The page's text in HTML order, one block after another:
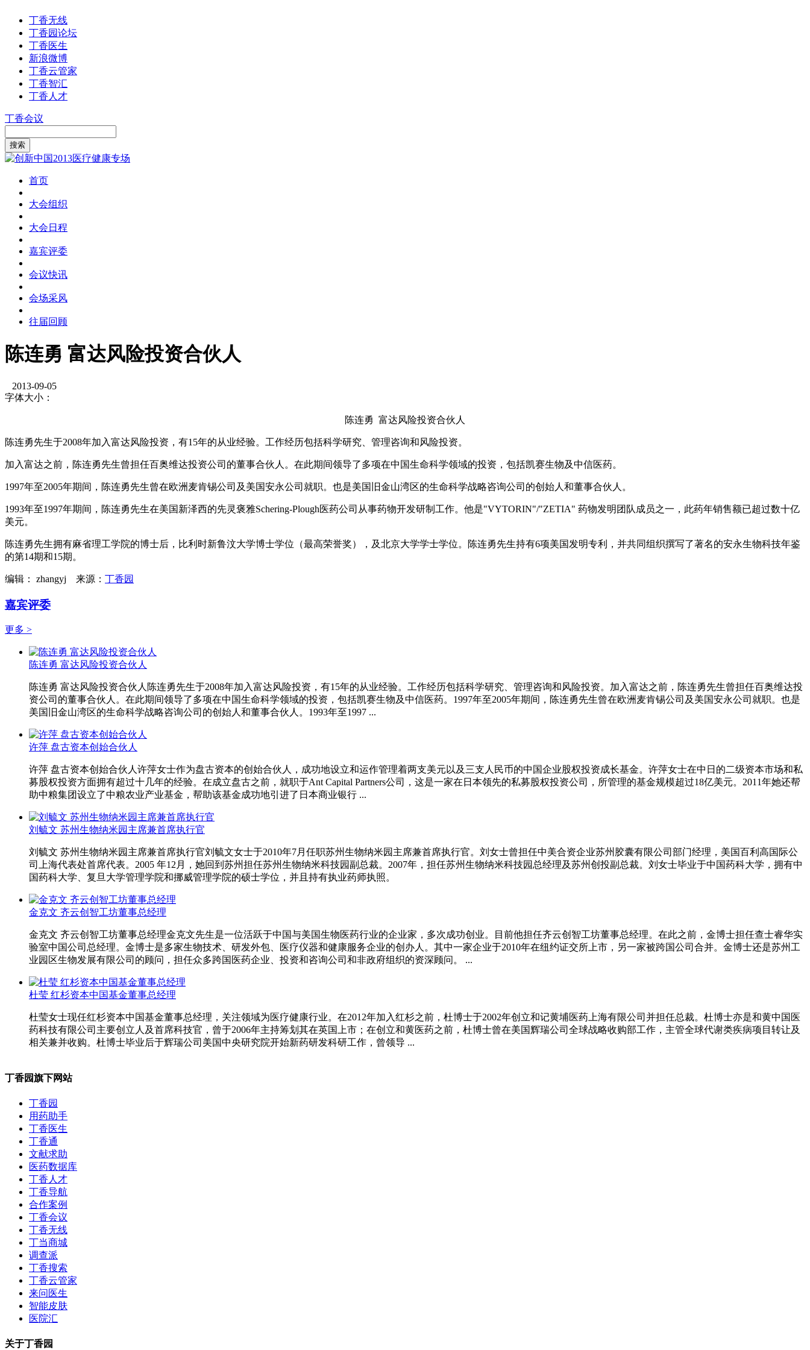
丁香无线
丁香园论坛
丁香医生
新浪微博
丁香云管家
丁香智汇
丁香人才
丁香会议
首页
大会组织
大会日程
嘉宾评委
会议快讯
会场采风
往届回顾
陈连勇 富达风险投资合伙人
2013-09-05
字体大小：
陈连勇 富达风险投资合伙人
陈连勇先生于2008年加入富达风险投资，有15年的从业经验。工作经历包括科学研究、管理咨询和风险投资。
加入富达之前，陈连勇先生曾担任百奥维达投资公司的董事合伙人。在此期间领导了多项在中国生命科学领域的投资，包括凯赛生物及中信医药。
1997年至2005年期间，陈连勇先生曾在欧洲麦肯锡公司及美国安永公司就职。也是美国旧金山湾区的生命科学战略咨询公司的创始人和董事合伙人。
1993年至1997年期间，陈连勇先生在美国新泽西的先灵褒雅Schering-Plough医药公司从事药物开发研制工作。他是"VYTORIN"/"ZETIA" 药物发明团队成员之一，此药年销售额已超过数十亿
美元。
陈连勇先生拥有麻省理工学院的博士后，比利时新鲁汶大学博士学位（最高荣誉奖），及北京大学学士学位。陈连勇先生持有6项美国发明专利，并共同组织撰写了著名的安永生物科技年鉴
的第14期和15期。
编辑： zhangyj 来源： 丁香园
嘉宾评委
更多 >
陈连勇 富达风险投资合伙人
陈连勇 富达风险投资合伙人陈连勇先生于2008年加入富达风险投资，有15年的从业经验。工作经历包括科学研究、管理咨询和风险投资。加入富达之前，陈连勇先生曾担任百奥维达投
资公司的董事合伙人。在此期间领导了多项在中国生命科学领域的投资，包括凯赛生物及中信医药。1997年至2005年期间，陈连勇先生曾在欧洲麦肯锡公司及美国安永公司就职。也是
美国旧金山湾区的生命科学战略咨询公司的创始人和董事合伙人。1993年至1997 ...
许萍 盘古资本创始合伙人
许萍 盘古资本创始合伙人许萍女士作为盘古资本的创始合伙人，成功地设立和运作管理着两支美元以及三支人民币的中国企业股权投资成长基金。许萍女士在中日的二级资本市场和私
募股权投资方面拥有超过十几年的经验。在成立盘古之前，就职于Ant Capital Partners公司，这是一家在日本领先的私募股权投资公司，所管理的基金规模超过18亿美元。2011年她还帮
助中粮集团设立了中粮农业产业基金，帮助该基金成功地引进了日本商业银行 ...
刘毓文 苏州生物纳米园主席兼首席执行官
刘毓文 苏州生物纳米园主席兼首席执行官刘毓文女士于2010年7月任职苏州生物纳米园主席兼首席执行官。刘女士曾担任中美合资企业苏州胶囊有限公司部门经理，美国百利高国际公
司上海代表处首席代表。2005 年12月，她回到苏州担任苏州生物纳米科技园副总裁。2007年，担任苏州生物纳米科技园总经理及苏州创投副总裁。刘女士毕业于中国药科大学，拥有中
国药科大学、复旦大学管理学院和挪威管理学院的硕士学位，并且持有执业药师执照。
金克文 齐云创智工坊董事总经理
金克文 齐云创智工坊董事总经理金克文先生是一位活跃于中国与美国生物医药行业的企业家，多次成功创业。目前他担任齐云创智工坊董事总经理。在此之前，金博士担任查士睿华实
验室中国公司总经理。金博士是多家生物技术、研发外包、医疗仪器和健康服务企业的创办人。其中一家企业于2010年在纽约证交所上市，另一家被跨国公司合并。金博士还是苏州工
业园区生物发展有限公司的顾问，担任众多跨国医药企业、投资和咨询公司和非政府组织的资深顾问。 ...
杜莹 红杉资本中国基金董事总经理
杜莹女士现任红杉资本中国基金董事总经理，关注领域为医疗健康行业。在2012年加入红杉之前，杜博士于2002年创立和记黄埔医药上海有限公司并担任总裁。杜博士亦是和黄中国医
药科技有限公司主要创立人及首席科技官，曾于2006年主持筹划其在英国上市；在创立和黄医药之前，杜博士曾在美国辉瑞公司全球战略收购部工作，主管全球代谢类疾病项目转让及
相关兼并收购。杜博士毕业后于辉瑞公司美国中央研究院开始新药研发科研工作，曾领导 ...
丁香园旗下网站
丁香园
用药助手
丁香医生
丁香通
文献求助
医药数据库
丁香人才
丁香导航
合作案例
丁香会议
丁香无线
丁当商城
调查派
丁香搜索
丁香云管家
来问医生
智能皮肤
医院汇
关于丁香园